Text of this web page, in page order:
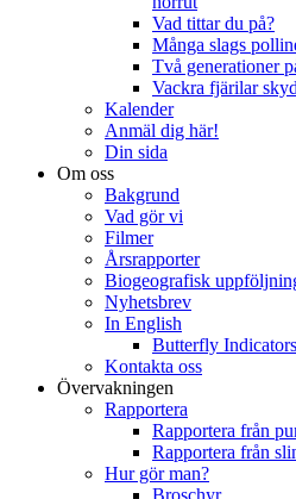
Vad tittar du på?
Många slags
Två generationer
Vackra fjärilar
Kalender
Anmäl dig här!
Din sida
Om oss
Bakgrund
Vad gör vi
Filmer
Årsrapporter
Biogeografisk
Nyhetsbrev
In English
Butterfly Indicators
Kontakta oss
Övervakningen
Rapportera
Rapportera från
Rapportera från
Hur gör man?
Broschyr